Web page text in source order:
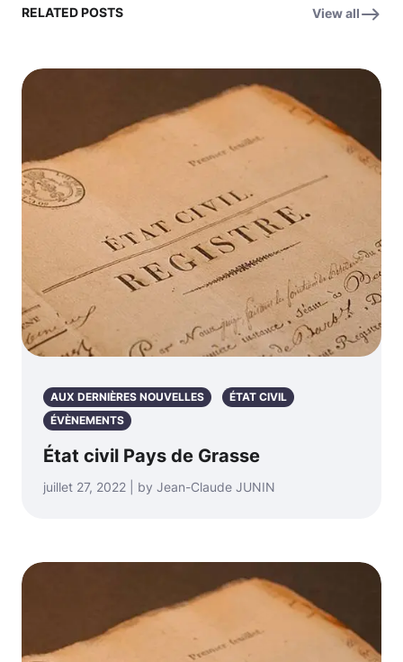
RELATED POSTS View all
AUX DERNIÈRES NOUVELLES
ÉTAT CIVIL
ÉVÈNEMENTS
État civil Pays de Grasse
juillet 27, 2022 | by Jean-Claude JUNIN